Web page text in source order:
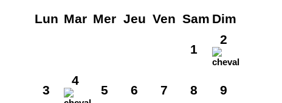
Lun Mar Mer Jeu Ven Sam Dim
1
2
3
4
5 6 7 8 9